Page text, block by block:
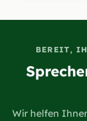
BEREIT,
Wir helfen